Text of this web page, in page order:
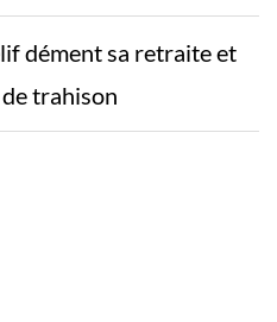
dément sa retraite et
trahison